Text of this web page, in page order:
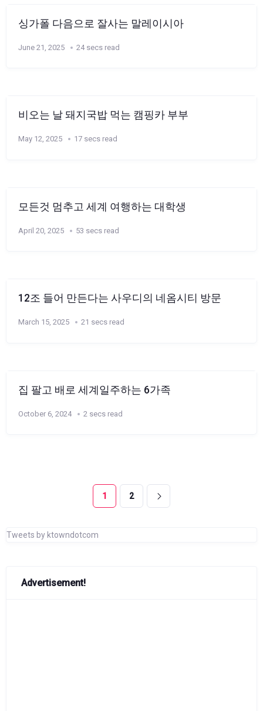
싱가폴 다음으로 잘사는 말레이시아
June 21, 2025 24 secs read
비오는 날 돼지국밥 먹는 캠핑카 부부
May 12, 2025 17 secs read
모든것 멈추고 세계 여행하는 대학생
April 20, 2025 53 secs read
12조 들어 만든다는 사우디의 네옴시티 방문
March 15, 2025 21 secs read
집 팔고 배로 세계일주하는 6가족
October 6, 2024 2 secs read
1 2
Tweets by ktowndotcom
Advertisement!